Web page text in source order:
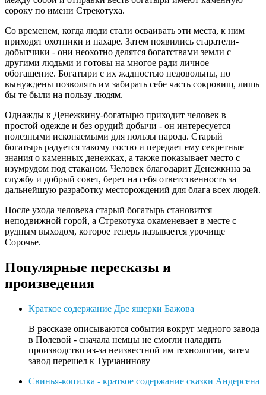
сороку по имени Стрекотуха.
Со временем, когда люди стали осваивать эти места, к ним
приходят охотники и пахаре. Затем появились старатели-
добытчики - они неохотно делятся богатствами земли с
другими людьми и готовы на многое ради личное
обогащение. Богатыри с их жадностью недовольны, но
вынуждены позволять им забирать себе часть сокровищ, лишь
бы те были на пользу людям.
Однажды к Денежкину-богатырю приходит человек в
простой одежде и без орудий добычи - он интересуется
полезными ископаемыми для пользы народа. Старый
богатырь радуется такому гостю и передает ему секретные
знания о каменных денежках, а также показывает место с
изумрудом под стаканом. Человек благодарит Денежкина за
службу и добрый совет, берет на себя ответственность за
дальнейшую разработку месторождений для блага всех людей.
После ухода человека старый богатырь становится
неподвижной горой, а Стрекотуха окаменевает в месте с
рудным выходом, которое теперь называется урочище
Сорочье.
Популярные пересказы и
произведения
Краткое содержание Две ящерки Бажова
В рассказе описываются события вокруг медного завода
в Полевой - сначала немцы не смогли наладить
производство из-за неизвестной им технологии, затем
завод перешел к Турчанинову
Свинья-копилка - краткое содержание сказки Андерсена